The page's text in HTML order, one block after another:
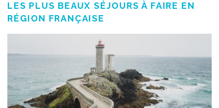
LES PLUS BEAUX SÉJOURS À FAIRE EN
RÉGION FRANÇAISE